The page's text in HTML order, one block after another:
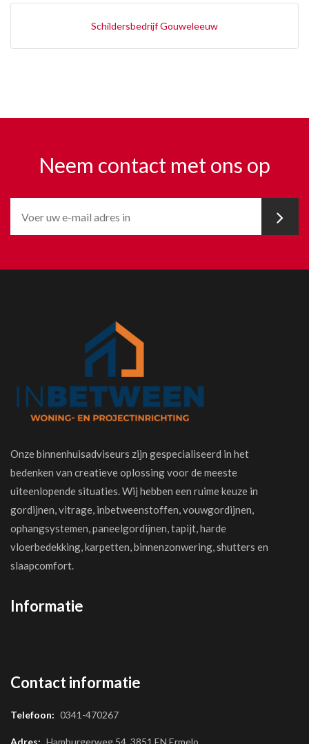
Schildersbedrijf Gouweleeuw
Neem contact met ons op
Onze binnenhuisadviseurs zijn gespecialiseerd in het
bedenken van creatieve oplossing voor de meeste
uiteenlopende situaties. Wij hebben een ruime keuze in
gordijnen, vitrage, inbetweenstoffen, vouwgordijnen,
ophangsystemen, paneelgordijnen, tapijt, harde
vloerbedekking, karpetten, binnenzonwering, shutters en
slaapcomfort.
Informatie
Contact informatie
Telefoon: 0341-470267
Adres: Hamburgerweg 54, 3851 EN Ermelo